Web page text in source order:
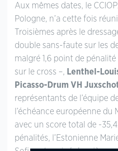
Aux mêmes dates, le
Pologne, n’a cette fois
Troisièmes après le
double sans-faute sur les
malgré 1,6 point de
sur le cross –, Lenthel-
Picasso-Drum VH
représentants de l’équipe
l’échéance européenne du
avec un score total de -
pénalités, l’Estonienne